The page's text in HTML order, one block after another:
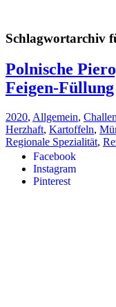
Facebook
Instagram
Pinterest
Schlagwortarchiv
Polnische
Feigen-Füllung
2020, Allgemein,
Herzhaft, Kartoffeln,
Regionale Spezialität,